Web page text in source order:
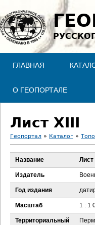
ГЛАВНАЯ
О ГЕОПОРТАЛЕ
Лист XIII
В
ы
д
Геопортал » Каталог »
Название Лист
Издатель
Год издания
Масштаб 1 : 1
Территориальный